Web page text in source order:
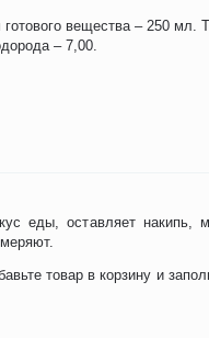
еды, оставляет накипь,
товар в корзину и
вещества – 250 мл.
– 7,00.